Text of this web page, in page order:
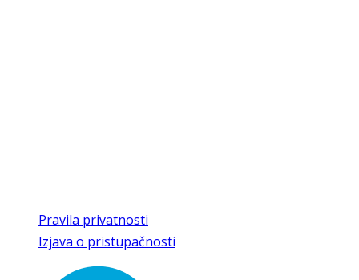
Pravila privatnosti
Izjava o pristupačnosti